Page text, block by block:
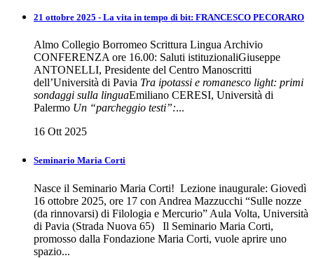
21 ottobre 2025 - La vita in tempo di bit: FRANCESCO PECORARO
Almo Collegio Borromeo Scrittura Lingua Archivio
CONFERENZA ore 16.00: Saluti istituzionaliGiuseppe
ANTONELLI, Presidente del Centro Manoscritti
dell’Università di Pavia Tra ipotassi e romanesco light: primi
sondaggi sulla linguaEmiliano CERESI, Università di
Palermo Un “parcheggio testi”:...
16 Ott 2025
Seminario Maria Corti
Nasce il Seminario Maria Corti! Lezione inaugurale: Giovedì
16 ottobre 2025, ore 17 con Andrea Mazzucchi “Sulle nozze
(da rinnovarsi) di Filologia e Mercurio” Aula Volta, Università
di Pavia (Strada Nuova 65) Il Seminario Maria Corti,
promosso dalla Fondazione Maria Corti, vuole aprire uno
spazio...